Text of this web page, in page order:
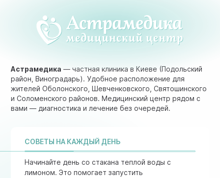
Астрамедика — частная клиника в Киеве (Подольский
район, Виноградарь). Удобное расположение для
жителей Оболонского, Шевченковского, Святошинского
и Соломенского районов. Медицинский центр рядом с
вами — диагностика и лечение без очередей.
СОВЕТЫ НА КАЖДЫЙ ДЕНЬ
Начинайте день со стакана теплой воды с
лимоном. Это помогает запустить